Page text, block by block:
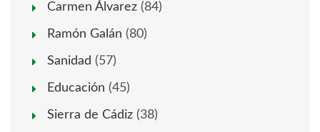
Carmen Álvarez (84)
Ramón Galán (80)
Sanidad (57)
Educación (45)
Sierra de Cádiz (38)